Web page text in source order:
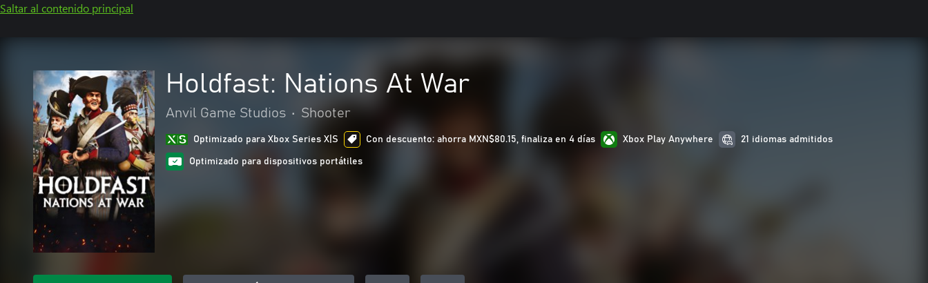
Saltar al contenido principal
Holdfast: Nations At War
Anvil Game Studios • Shooter
Optimizado para Xbox Series X|S Con descuento: ahorra MXN$80.15, finaliza en 4 días Xbox Play Anywhere 21 idiomas admitidos
Optimizado para dispositivos portátiles